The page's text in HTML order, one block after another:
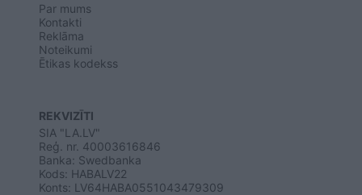
Par mums
Kontakti
Reklāma
Noteikumi
Ētikas kodekss
REKVIZĪTI
SIA "LA.LV"
Reģ. nr. 40003616846
Banka: Swedbanka
Kods: HABALV22
Konts: LV64HABA0551043479309